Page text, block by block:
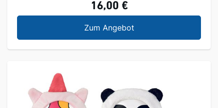
16,00 €
Zum AngebotHeidelberg zu Fuß